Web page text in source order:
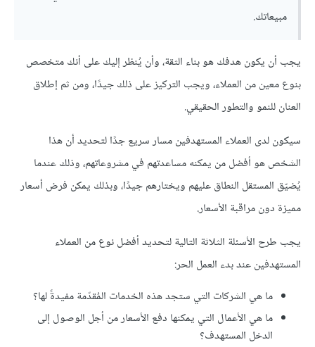
مبيعاتك.
يجب أن يكون هدفك هو بناء الثقة، وأن يُنظر إليك على أنك متخصص
بنوع معين من العملاء، ويجب التركيز على ذلك جيدًا، ومن ثم إطلاق
العنان للنمو والتطور الحقيقي.
سيكون لدى العملاء المستهدفين مسار سريع جدًا لتحديد أن هذا
الشخص هو أفضل من يمكنه مساعدتهم في مشروعاتهم، وذلك عندما
يُضيّق المستقل النطاق عليهم ويختارهم جيدًا، وبذلك يمكن فرض أسعار
مميزة دون مراقبة الأسعار.
يجب طرح الأسئلة الثلاثة التالية لتحديد أفضل نوع من العملاء
المستهدفين عند بدء العمل الحر:
ما هي الشركات التي ستجد هذه الخدمات المُقدّمة مفيدةً لها؟
ما هي الأعمال التي يمكنها دفع الأسعار من أجل الوصول إلى
الدخل المستهدف؟